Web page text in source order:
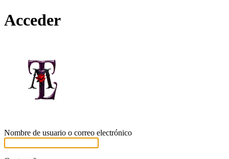
Acceder
Nombre de usuario o correo electrónico